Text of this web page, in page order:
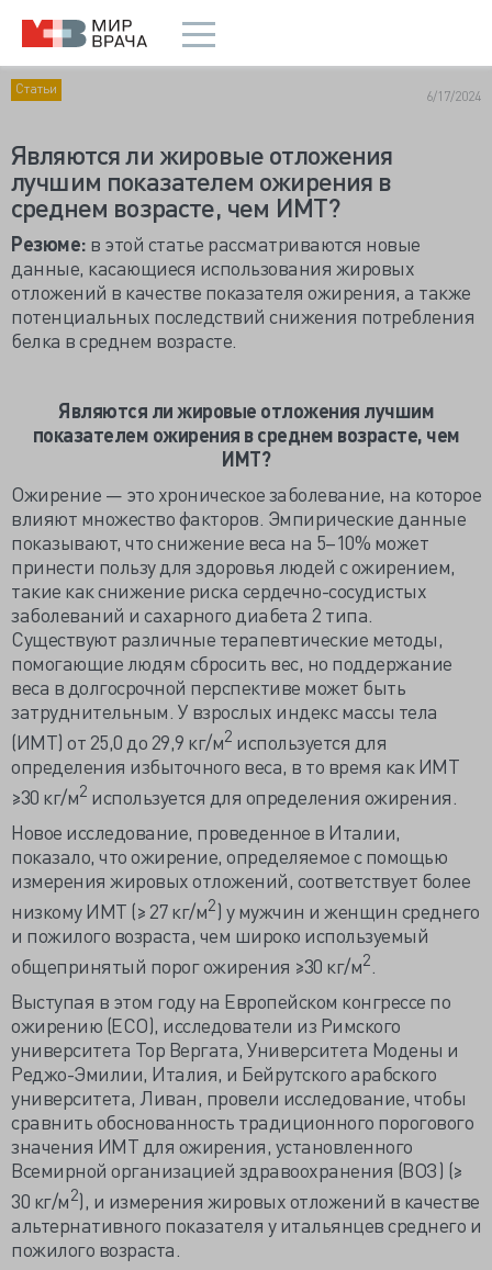
Статьи 6/17/2024
Являются ли жировые отложения
лучшим показателем ожирения в
среднем возрасте, чем ИМТ?
Резюме: в этой статье рассматриваются новые
данные, касающиеся использования жировых
отложений в качестве показателя ожирения, а также
потенциальных последствий снижения потребления
белка в среднем возрасте.
Являются ли жировые отложения лучшим
показателем ожирения в среднем возрасте, чем
ИМТ?
Ожирение — это хроническое заболевание, на которое
влияют множество факторов. Эмпирические данные
показывают, что снижение веса на 5–10% может
принести пользу для здоровья людей с ожирением,
такие как снижение риска сердечно-сосудистых
заболеваний и сахарного диабета 2 типа.
Существуют различные терапевтические методы,
помогающие людям сбросить вес, но поддержание
веса в долгосрочной перспективе может быть
затруднительным. У взрослых индекс массы тела
(ИМТ) от 25,0 до 29,9 кг/м2 используется для
определения избыточного веса, в то время как ИМТ
≥30 кг/м2 используется для определения ожирения.
Новое исследование, проведенное в Италии,
показало, что ожирение, определяемое с помощью
измерения жировых отложений, соответствует более
низкому ИМТ (≥ 27 кг/м2) у мужчин и женщин среднего
и пожилого возраста, чем широко используемый
общепринятый порог ожирения ≥30 кг/м2
Выступая в этом году на Европейском конгрессе по
ожирению (ECO), исследователи из Римского
университета Тор Вергата, Университета Модены и
Реджо-Эмилии, Италия, и Бейрутского арабского
университета, Ливан, провели исследование, чтобы
сравнить обоснованность традиционного порогового
значения ИМТ для ожирения, установленного
Всемирной организацией здравоохранения (ВОЗ) (≥
30 кг/м2), и измерения жировых отложений в качестве
альтернативного показателя у итальянцев среднего и
пожилого возраста.